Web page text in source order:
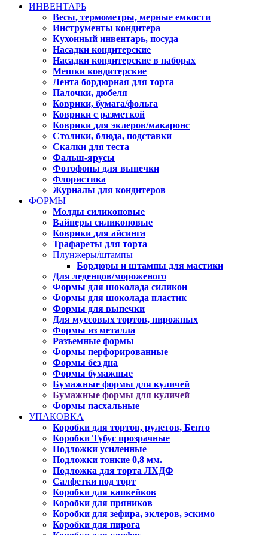
ИНВЕНТАРЬ
Весы, термометры, мерные емкости
Инструменты кондитера
Кухонный инвентарь, посуда
Насадки кондитерские
Насадки кондитерские в наборах
Мешки кондитерские
Лента бордюрная для торта
Палочки, дюбеля
Коврики, бумага/фольга
Коврики с разметкой
Коврики для эклеров/макаронс
Столики, блюда, подставки
Скалки для теста
Фальш-ярусы
Фотофоны для выпечки
Флористика
Журналы для кондитеров
ФОРМЫ
Молды силиконовые
Вайнеры силиконовые
Коврики для айсинга
Трафареты для торта
Плунжеры/штампы
Бордюры и штампы для мастики
Для леденцов/мороженого
Формы для шоколада силикон
Формы для шоколада пластик
Формы для выпечки
Для муссовых тортов, пирожных
Формы из металла
Разъемные формы
Формы перфорированные
Формы без дна
Формы бумажные
Бумажные формы для куличей
Бумажные формы для куличей
Формы пасхальные
УПАКОВКА
Коробки для тортов, рулетов, Бенто
Коробки Тубус прозрачные
Подложки усиленные
Подложки тонкие 0,8 мм.
Подложка для торта ЛХДФ
Салфетки под торт
Коробки для капкейков
Коробки для пряников
Коробки для зефира, эклеров, эскимо
Коробки для пирога